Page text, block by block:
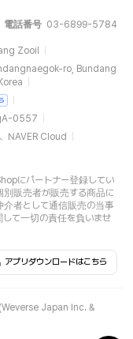
電話番号 03-6899-5784
Zooil
ro, Bundang
0557
NAVER Cloud
にパートナー登録してい
別販売者が販売する商品に
者として通信販売の当事
て一切の責任を負いませ
アプリダウンロードはこちら
Japan Inc. &